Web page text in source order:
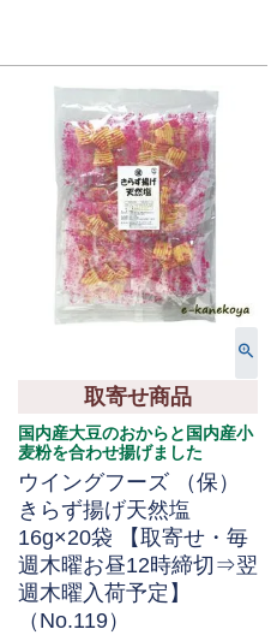
取寄せ商品
国内産大豆のおからと国内産小
麦粉を合わせ揚げました
ウイングフーズ （保）
きらず揚げ天然塩
16g×20袋 【取寄せ・毎
週木曜お昼12時締切⇒翌
週木曜入荷予定】
（No.119）